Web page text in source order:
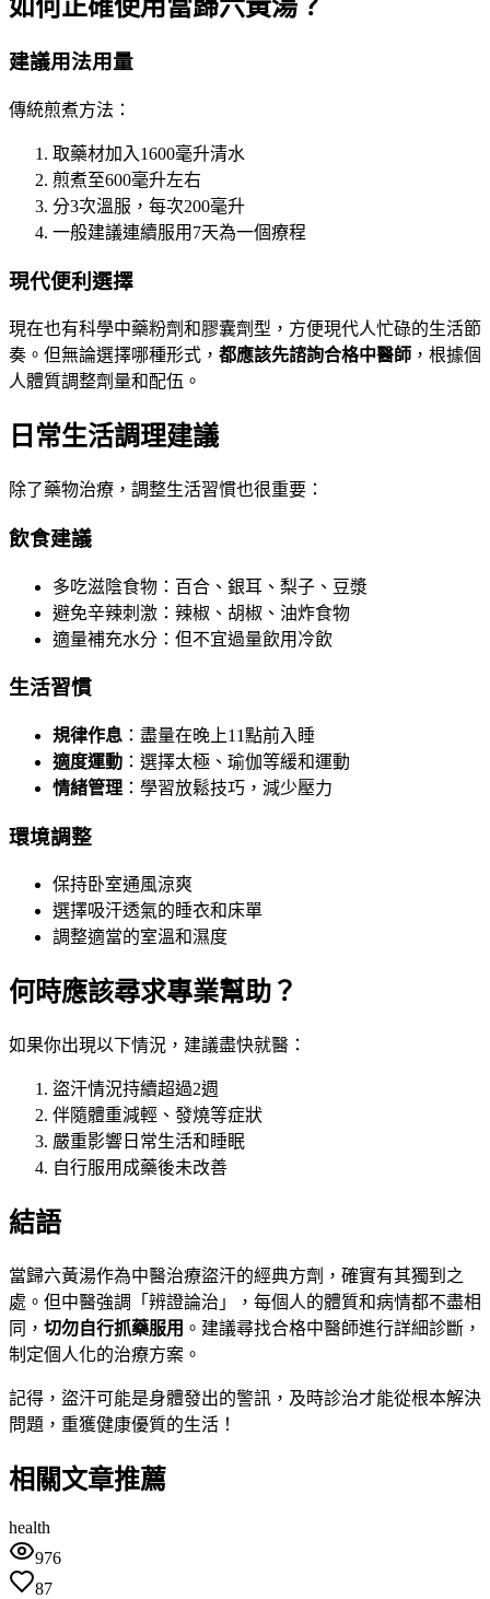
如何正確使用當歸六黃湯？
建議用法用量
傳統煎煮方法：
取藥材加入1600毫升清水
煎煮至600毫升左右
分3次溫服，每次200毫升
一般建議連續服用7天為一個療程
現代便利選擇
現在也有科學中藥粉劑和膠囊劑型，方便現代人忙碌的生活節
奏。但無論選擇哪種形式， 都應該先諮詢合格中醫師 ，根據個
人體質調整劑量和配伍。
日常生活調理建議
除了藥物治療，調整生活習慣也很重要：
飲食建議
多吃滋陰食物：百合、銀耳、梨子、豆漿
避免辛辣刺激：辣椒、胡椒、油炸食物
適量補充水分：但不宜過量飲用冷飲
生活習慣
規律作息 ：盡量在晚上11點前入睡
適度運動 ：選擇太極、瑜伽等緩和運動
情緒管理 ：學習放鬆技巧，減少壓力
環境調整
保持卧室通風涼爽
選擇吸汗透氣的睡衣和床單
調整適當的室溫和濕度
何時應該尋求專業幫助？
如果你出現以下情況，建議盡快就醫：
盜汗情況持續超過2週
伴隨體重減輕、發燒等症狀
嚴重影響日常生活和睡眠
自行服用成藥後未改善
結語
當歸六黃湯作為中醫治療盜汗的經典方劑，確實有其獨到之
處。但中醫強調「辨證論治」，每個人的體質和病情都不盡相
同， 切勿自行抓藥服用 。建議尋找合格中醫師進行詳細診斷，
制定個人化的治療方案。
記得，盜汗可能是身體發出的警訊，及時診治才能從根本解決
問題，重獲健康優質的生活！
相關文章推薦
health
976
87